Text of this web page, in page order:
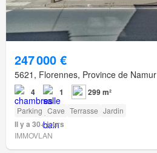
247 000 €
5621, Florennes, Province de Namur
4 1 299 m²
Parking Cave Terrasse Jardin
Il y a 30+ jours
IMMOVLAN